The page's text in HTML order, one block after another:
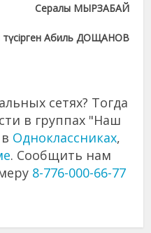
Сералы МЫРЗАБАЙ
түсірген Абиль ДОЩАНОВ
сетях? Тогда
в группах "Наш
Одноклассниках,
. Сообщить нам
8-776-000-66-77